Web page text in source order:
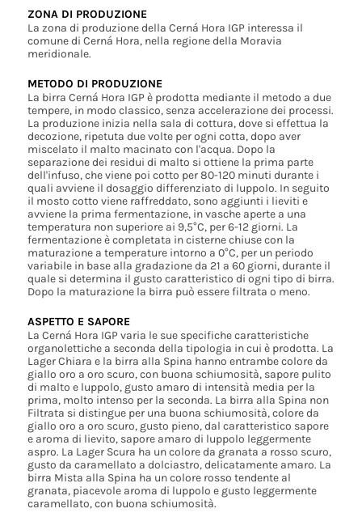
ZONA DI PRODUZIONE
La zona di produzione della Cerná Hora IGP interessa il
comune di Cerná Hora, nella regione della Moravia
meridionale.
METODO DI PRODUZIONE
La birra Cerná Hora IGP è prodotta mediante il metodo a due
tempere, in modo classico, senza accelerazione dei processi.
La produzione inizia nella sala di cottura, dove si effettua la
decozione, ripetuta due volte per ogni cotta, dopo aver
miscelato il malto macinato con l'acqua. Dopo la
separazione dei residui di malto si ottiene la prima parte
dell'infuso, che viene poi cotto per 80-120 minuti durante i
quali avviene il dosaggio differenziato di luppolo. In seguito
il mosto cotto viene raffreddato, sono aggiunti i lieviti e
avviene la prima fermentazione, in vasche aperte a una
temperatura non superiore ai 9,5°C, per 6-12 giorni. La
fermentazione è completata in cisterne chiuse con la
maturazione a temperature intorno a 0°C, per un periodo
variabile in base alla gradazione da 21 a 60 giorni, durante il
quale si determina il gusto caratteristico di ogni tipo di birra.
Dopo la maturazione la birra può essere filtrata o meno.
ASPETTO E SAPORE
La Cerná Hora IGP varia le sue specifiche caratteristiche
organolettiche a seconda della tipologia in cui è prodotta. La
Lager Chiara e la birra alla Spina hanno entrambe colore da
giallo oro a oro scuro, con buona schiumosità, sapore pulito
di malto e luppolo, gusto amaro di intensità media per la
prima, molto intenso per la seconda. La birra alla Spina non
Filtrata si distingue per una buona schiumosità, colore da
giallo oro a oro scuro, gusto pieno, dal caratteristico sapore
e aroma di lievito, sapore amaro di luppolo leggermente
aspro. La Lager Scura ha un colore da granata a rosso scuro,
gusto da caramellato a dolciastro, delicatamente amaro. La
birra Mista alla Spina ha un colore rosso tendente al
granata, piacevole aroma di luppolo e gusto leggermente
caramellato, con buona schiumosità.